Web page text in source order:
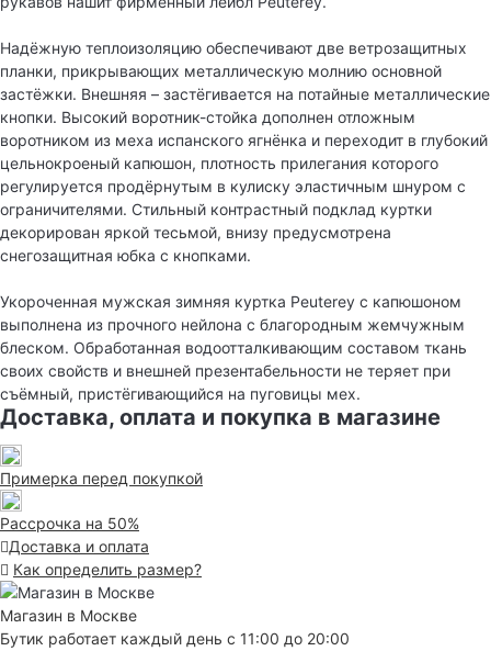
Надёжную теплоизоляцию обеспечивают две ветрозащитных
планки, прикрывающих металлическую молнию основной
застёжки. Внешняя – застёгивается на потайные металлические
кнопки. Высокий воротник-стойка дополнен отложным
воротником из меха испанского ягнёнка и переходит в глубокий
цельнокроеный капюшон, плотность прилегания которого
регулируется продёрнутым в кулиску эластичным шнуром с
ограничителями. Стильный контрастный подклад куртки
декорирован яркой тесьмой, внизу предусмотрена
снегозащитная юбка с кнопками.
Укороченная мужская зимняя куртка Peuterey с капюшоном
выполнена из прочного нейлона с благородным жемчужным
блеском. Обработанная водоотталкивающим составом ткань
своих свойств и внешней презентабельности не теряет при
съёмный, пристёгивающийся на пуговицы мех.
Доставка, оплата и покупка в магазине
Примерка перед покупкой
Рассрочка на 50%
Доставка и оплата
Как определить размер?
Магазин в Москве
Бутик работает каждый день с 11:00 до 20:00